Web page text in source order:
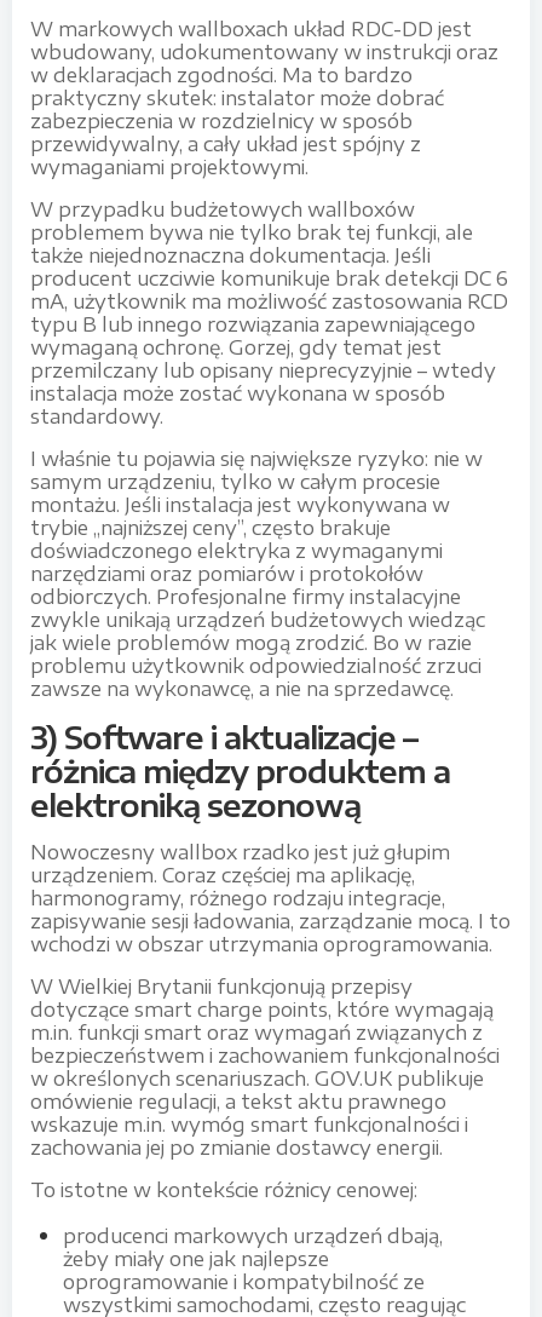
W markowych wallboxach układ RDC-DD jest
wbudowany, udokumentowany w instrukcji oraz
w deklaracjach zgodności. Ma to bardzo
praktyczny skutek: instalator może dobrać
zabezpieczenia w rozdzielnicy w sposób
przewidywalny, a cały układ jest spójny z
wymaganiami projektowymi.
W przypadku budżetowych wallboxów
problemem bywa nie tylko brak tej funkcji, ale
także niejednoznaczna dokumentacja. Jeśli
producent uczciwie komunikuje brak detekcji DC 6
mA, użytkownik ma możliwość zastosowania RCD
typu B lub innego rozwiązania zapewniającego
wymaganą ochronę. Gorzej, gdy temat jest
przemilczany lub opisany nieprecyzyjnie – wtedy
instalacja może zostać wykonana w sposób
standardowy.
I właśnie tu pojawia się największe ryzyko: nie w
samym urządzeniu, tylko w całym procesie
montażu. Jeśli instalacja jest wykonywana w
trybie „najniższej ceny”, często brakuje
doświadczonego elektryka z wymaganymi
narzędziami oraz pomiarów i protokołów
odbiorczych. Profesjonalne firmy instalacyjne
zwykle unikają urządzeń budżetowych wiedząc
jak wiele problemów mogą zrodzić. Bo w razie
problemu użytkownik odpowiedzialność zrzuci
zawsze na wykonawcę, a nie na sprzedawcę.
3) Software i aktualizacje –
różnica między produktem a
elektroniką sezonową
Nowoczesny wallbox rzadko jest już głupim
urządzeniem. Coraz częściej ma aplikację,
harmonogramy, różnego rodzaju integracje,
zapisywanie sesji ładowania, zarządzanie mocą. I to
wchodzi w obszar utrzymania oprogramowania.
W Wielkiej Brytanii funkcjonują przepisy
dotyczące smart charge points, które wymagają
m.in. funkcji smart oraz wymagań związanych z
bezpieczeństwem i zachowaniem funkcjonalności
w określonych scenariuszach. GOV.UK publikuje
omówienie regulacji, a tekst aktu prawnego
wskazuje m.in. wymóg smart funkcjonalności i
zachowania jej po zmianie dostawcy energii.
To istotne w kontekście różnicy cenowej:
producenci markowych urządzeń dbają,
żeby miały one jak najlepsze
oprogramowanie i kompatybilność ze
wszystkimi samochodami, często reagując